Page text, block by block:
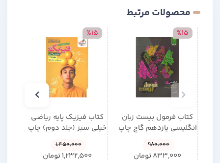
محصولات مرتبط
کتاب فرمول بیست زبان
انگلیسی یازدهم گاج چاپ
%15
980,000
833,000تومان
کتاب فیزیک پایه ریاضی
خیلی سبز (جلد دوم) چاپ
%15
1,450,000
1,232,500تومان